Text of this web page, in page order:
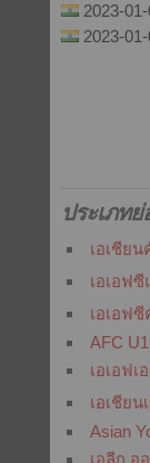
2023-
2023-
ประเภทย่
เอเชียน
เอเอฟ
เอเอฟ
AFC
เอเอฟ
เอเชียน
Asian
เอลีก อ